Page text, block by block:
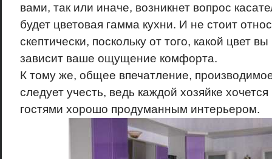
вами, так или иначе, возникнет вопрос
будет цветовая гамма кухни. И не стоит
скептически, поскольку от того, какой цвет
зависит ваше ощущение комфорта.
К тому же, общее впечатление,
следует учесть, ведь каждой хозяйке
гостями хорошо продуманным интерьером.